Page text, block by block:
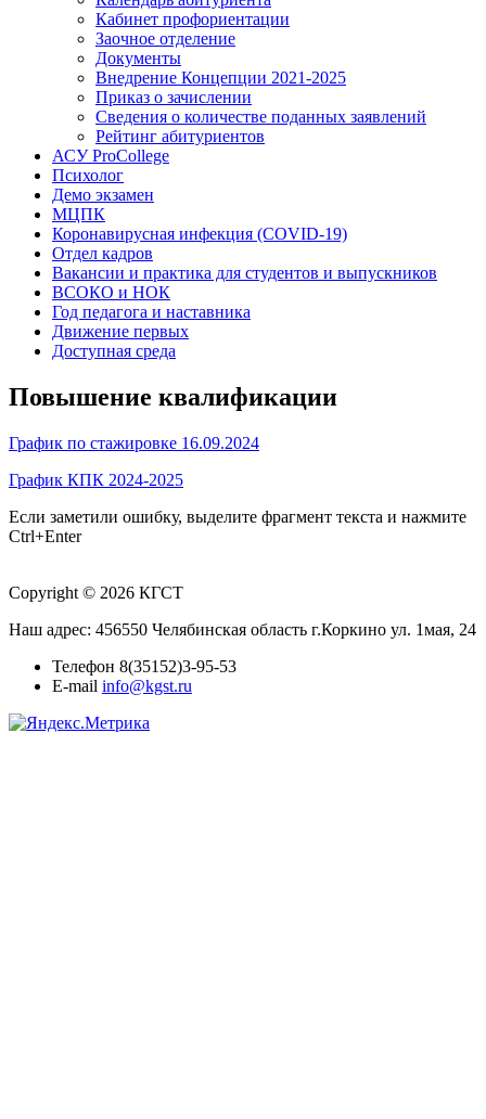
Кабинет профориентации
Заочное отделение
Документы
Внедрение Концепции 2021-2025
Приказ о зачислении
Сведения о количестве поданных заявлений
Рейтинг абитуриентов
АСУ ProCollege
Психолог
Демо экзамен
МЦПК
Коронавирусная инфекция (COVID-19)
Отдел кадров
Вакансии и практика для студентов и выпускников
ВСОКО и НОК
Год педагога и наставника
Движение первых
Доступная среда
Повышение квалификации
График по стажировке 16.09.2024
График КПК 2024-2025
Если заметили ошибку, выделите фрагмент текста и нажмите
Ctrl+Enter
Copyright © 2026 КГСТ
Наш адрес: 456550 Челябинская область г.Коркино ул. 1мая, 24
Телефон 8(35152)3-95-53
E-mail info@kgst.ru